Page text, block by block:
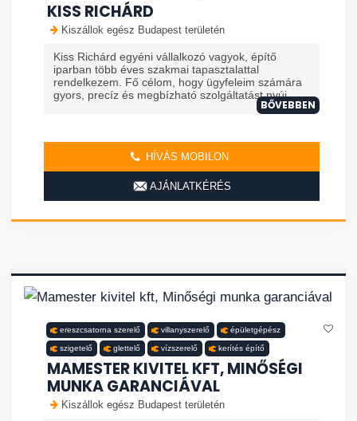
KISS RICHÁRD
Kiszállok egész Budapest területén
Kiss Richárd egyéni vállalkozó vagyok, építő
iparban több éves szakmai tapasztalattal
rendelkezem. Fő célom, hogy ügyfeleim számára
gyors, precíz és megbízható szolgáltatást nyúj...
BŐVEBBEN
HÍVÁS MOBILON
AJÁNLATKÉRÉS
ereszcsatorna szerelő villanyszerelő épületgépész
szigetelő glettelő vízszerelő kerítés építő
MAMESTER KIVITEL KFT, MINŐSÉGI
MUNKA GARANCIÁVAL
Kiszállok egész Budapest területén